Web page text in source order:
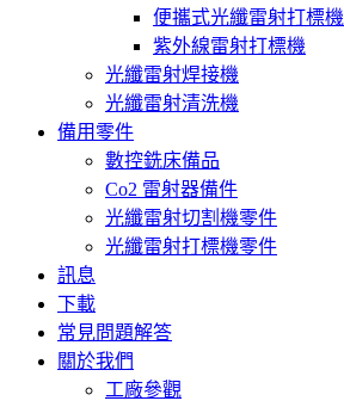
便攜式光纖雷射打標機
紫外線雷射打標機
光纖雷射焊接機
光纖雷射清洗機
備用零件
數控銑床備品
Co2 雷射器備件
光纖雷射切割機零件
光纖雷射打標機零件
訊息
下載
常見問題解答
關於我們
工廠參觀